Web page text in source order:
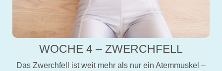
WOCHE 4 – ZWERCHFELL
Das Zwerchfell ist weit mehr als nur ein Atemmuskel –